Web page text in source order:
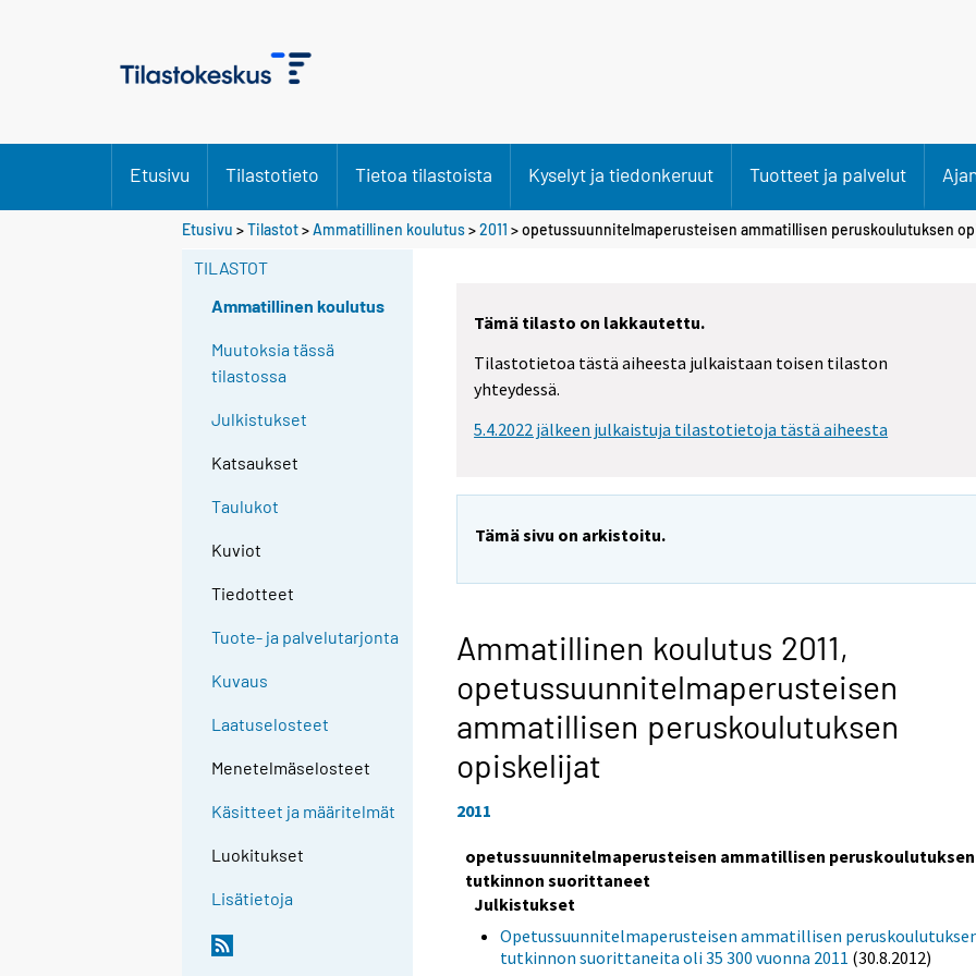
Etusivu Tilastotieto Tietoa tilastoista Kyselyt ja tiedonkeruut Tuotteet ja palvelut
Etusivu >Tilastot>Ammatillinen koulutus>2011 >opetussuunnitelmaperusteisen ammatillisen peruskoulutuksen
TILASTOT
Ammatillinen koulutus
Muutoksia tässä
tilastossa
Julkistukset
Katsaukset
Taulukot
Kuviot
Tiedotteet
Tuote- ja palvelutarjonta
Kuvaus
Laatuselosteet
Menetelmäselosteet
Käsitteet ja määritelmät
Luokitukset
Lisätietoja
Tämä tilasto on lakkautettu.
Tilastotietoa tästä aiheesta julkaistaan toisen tilaston
yhteydessä.
5.4.2022 jälkeen julkaistuja tilastotietoja tästä aiheesta
Tämä sivu on arkistoitu.
Ammatillinen koulutus 2011,
opetussuunnitelmaperusteisen
ammatillisen peruskoulutuksen
opiskelijat
2011
opetussuunnitelmaperusteisen ammatillisen peruskoulutuksen
tutkinnon suorittaneet
Julkistukset
Opetussuunnitelmaperusteisen ammatillisen
tutkinnon suorittaneita oli 35 300 vuonna 2011 (30.8.2012)